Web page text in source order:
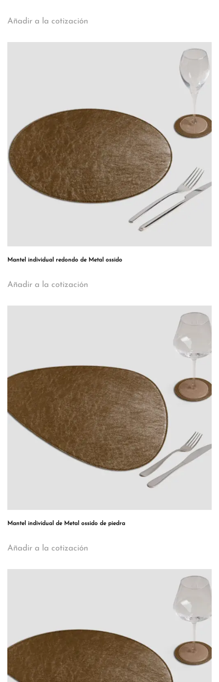
Añadir a la cotización
Mantel individual redondo de Metal ossido
Añadir a la cotización
Mantel individual de Metal ossido de piedra
Añadir a la cotización